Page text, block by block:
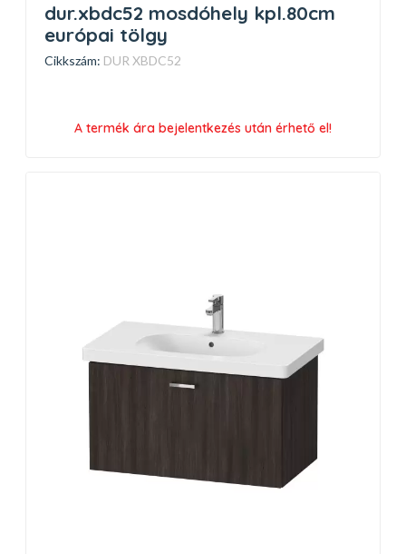
dur.xbdc52 mosdóhely kpl.80cm
európai tölgy
Cikkszám: DUR XBDC52
A termék ára bejelentkezés után érhető el!